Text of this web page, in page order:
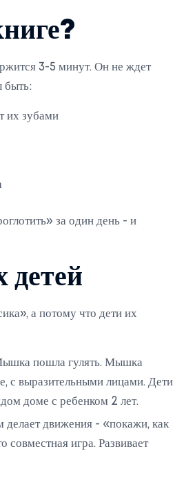
3-5 минут. Он не ждет
быть:
их зубами
за один день - и
детей
а потому что дети их
пошла гулять. Мышка
с выразительными лицами. Дети
доме с ребенком 2 лет.
делает движения - «покажи, как
совместная игра. Развивает